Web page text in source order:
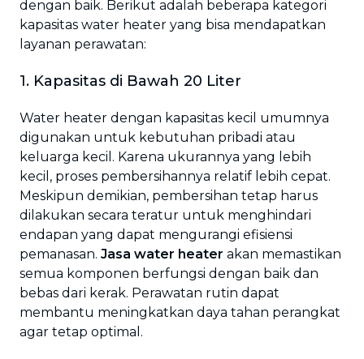
dengan baik. Berikut adalah beberapa kategori
kapasitas water heater yang bisa mendapatkan
layanan perawatan:
1. Kapasitas di Bawah 20 Liter
Water heater dengan kapasitas kecil umumnya
digunakan untuk kebutuhan pribadi atau
keluarga kecil. Karena ukurannya yang lebih
kecil, proses pembersihannya relatif lebih cepat.
Meskipun demikian, pembersihan tetap harus
dilakukan secara teratur untuk menghindari
endapan yang dapat mengurangi efisiensi
pemanasan. Jasa water heater akan memastikan
semua komponen berfungsi dengan baik dan
bebas dari kerak. Perawatan rutin dapat
membantu meningkatkan daya tahan perangkat
agar tetap optimal.